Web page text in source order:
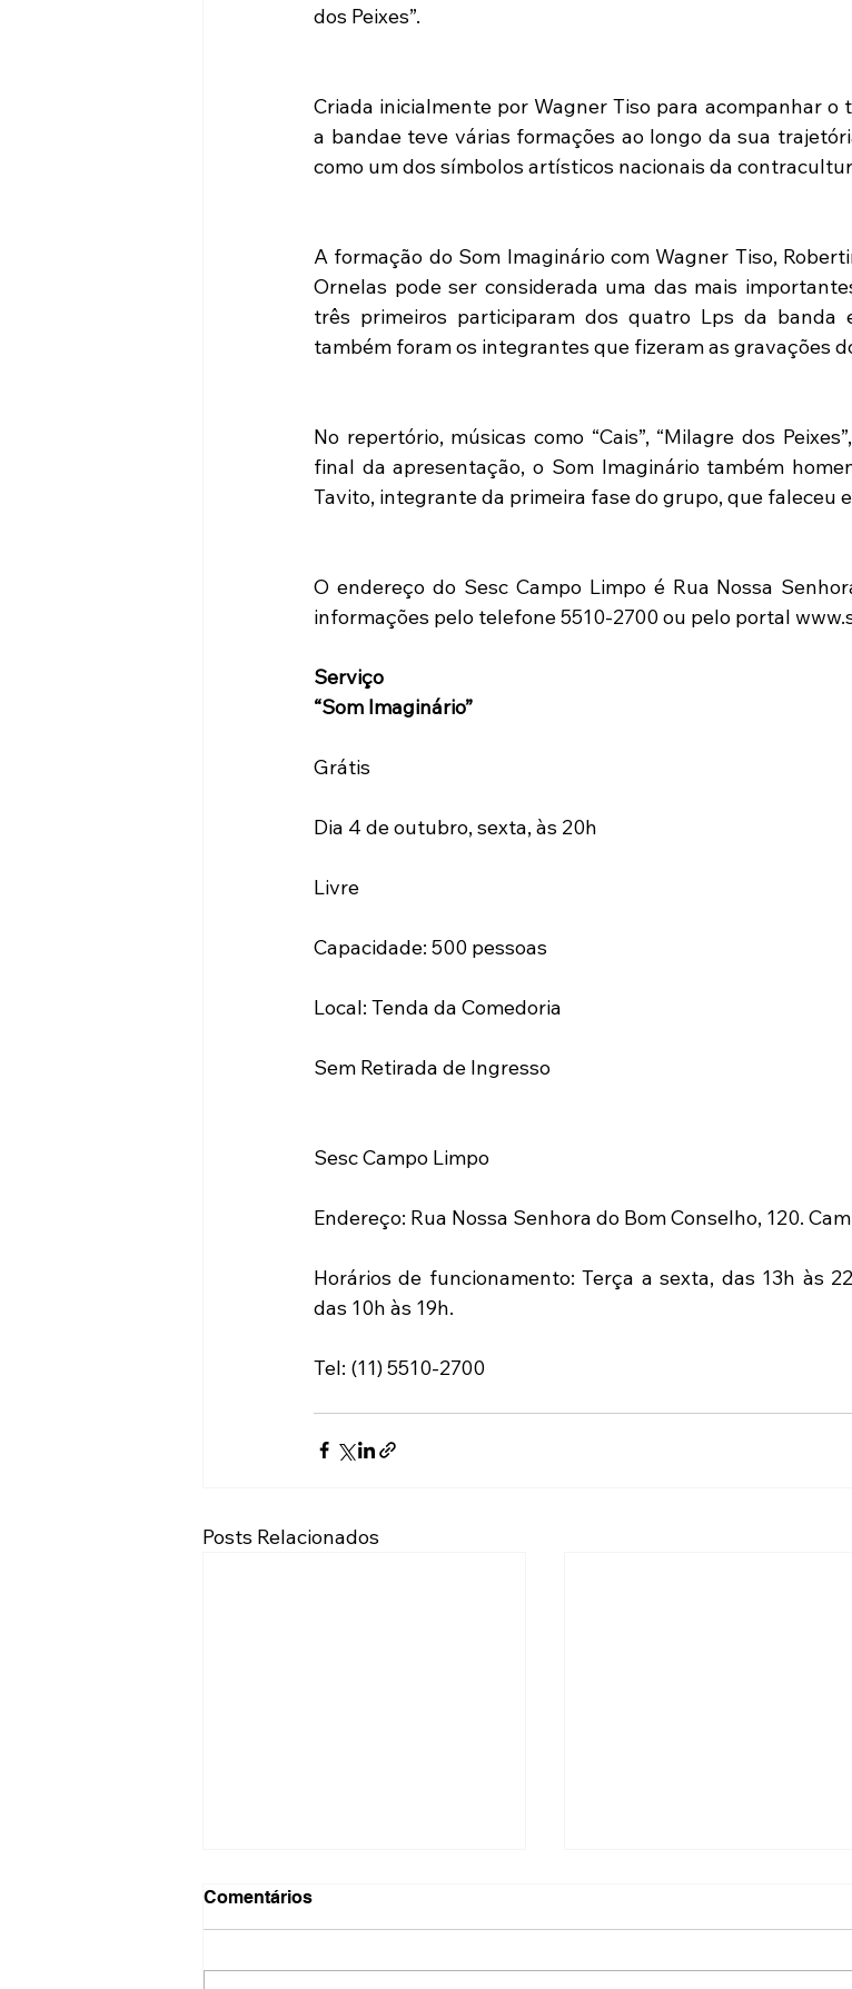
dos Peixes”.
Criada inicialmente por Wagner Tiso para acompanhar
a bandae teve várias formações ao longo da sua
como um dos símbolos artísticos nacionais da
A formação do Som Imaginário com Wagner Tiso,
Ornelas pode ser considerada uma das mais
três primeiros participaram dos quatro Lps da banda
também foram os integrantes que fizeram as gravações
No repertório, músicas como “Cais”, “Milagre dos
final da apresentação, o Som Imaginário também
Tavito, integrante da primeira fase do grupo, que faleceu
O endereço do Sesc Campo Limpo é Rua Nossa
informações pelo telefone 5510-2700 ou pelo portal
Serviço
“Som Imaginário”
Grátis
Dia 4 de outubro, sexta, às 20h
Livre
Capacidade: 500 pessoas
Local: Tenda da Comedoria
Sem Retirada de Ingresso
Sesc Campo Limpo
Endereço: Rua Nossa Senhora do Bom Conselho, 120.
Horários de funcionamento: Terça a sexta, das 13h às
das 10h às 19h.
Tel: (11) 5510-2700
Posts Relacionados
Comentários